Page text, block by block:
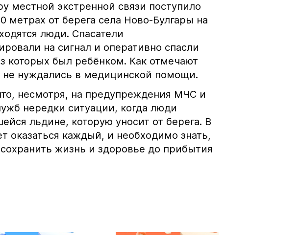
местной экстренной связи поступило
метрах от берега села Ново-Булгары на
люди. Спасатели
на сигнал и оперативно спасли
которых был ребёнком. Как отмечают
не нуждались в медицинской помощи.
несмотря, на предупреждения МЧС и
нередки ситуации, когда люди
льдине, которую уносит от берега. В
оказаться каждый, и необходимо знать,
жизнь и здоровье до прибытия